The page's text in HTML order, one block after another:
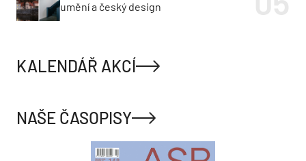
umění a český design
KALENDÁŘ AKCÍ
NAŠE ČASOPISY